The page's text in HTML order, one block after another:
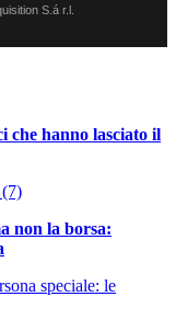
S.á r.l.
che hanno lasciato il
non la borsa: